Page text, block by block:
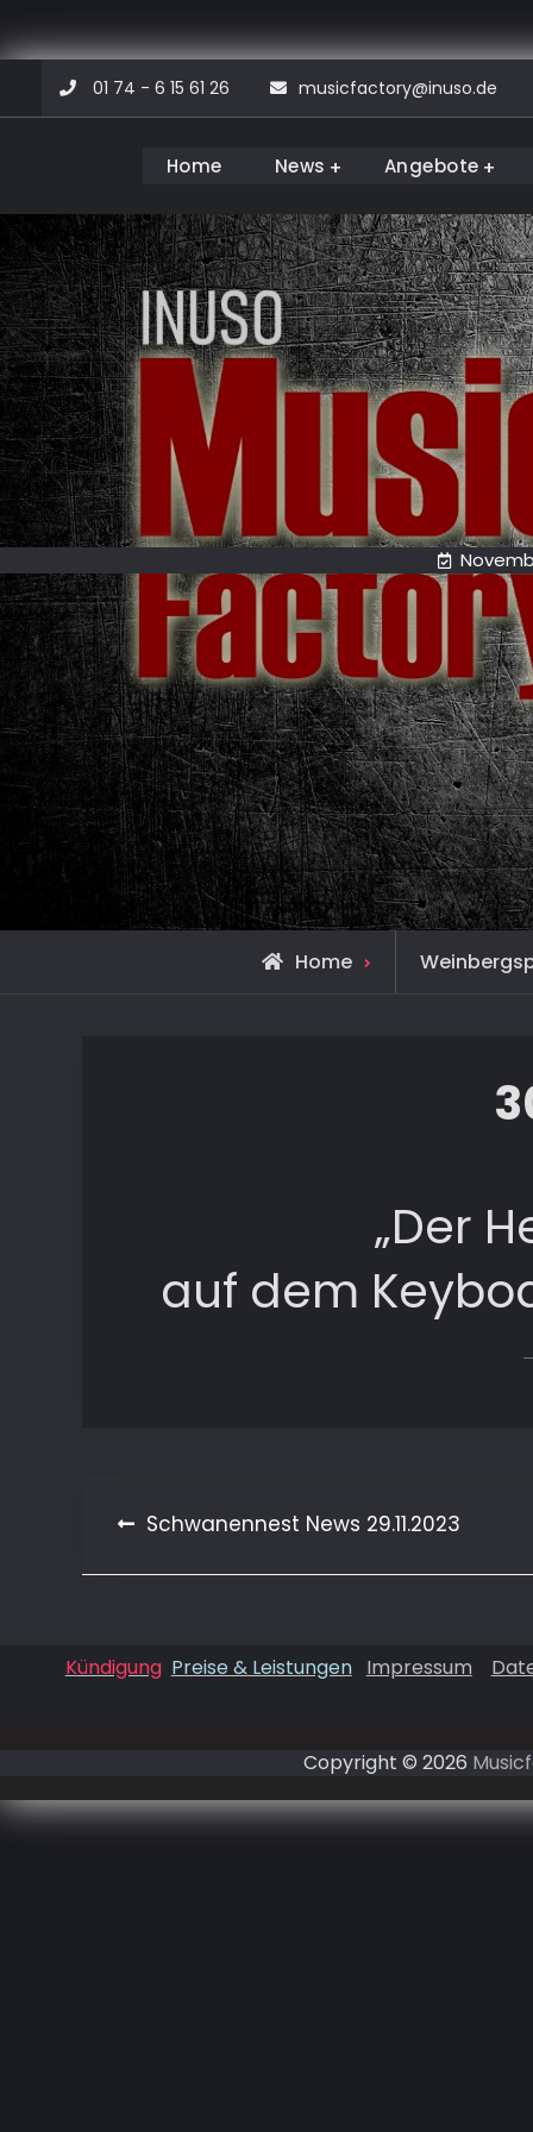
content
01 74 - 6 15 61 26 musicfactory@inuso.de
Musicfactory
Home News Angebote
Home
„Der
auf dem
Beitragsnavigation
Schwanennest News 29.11.2023
Kündigung Preise & Leistungen Impressum
Copyright © 2026